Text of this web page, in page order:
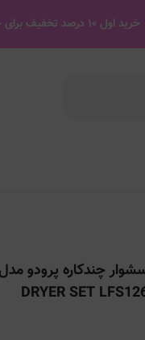
خرید اول ۱۰ درصد تخفیف برای خرید تا سقف ۲ میلیون تومان با کد woshan80
DRYER SET